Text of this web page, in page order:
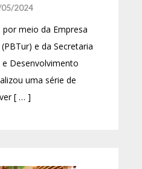
2024
meio da Empresa
e da Secretaria
Desenvolvimento
uma série de
[ … ]